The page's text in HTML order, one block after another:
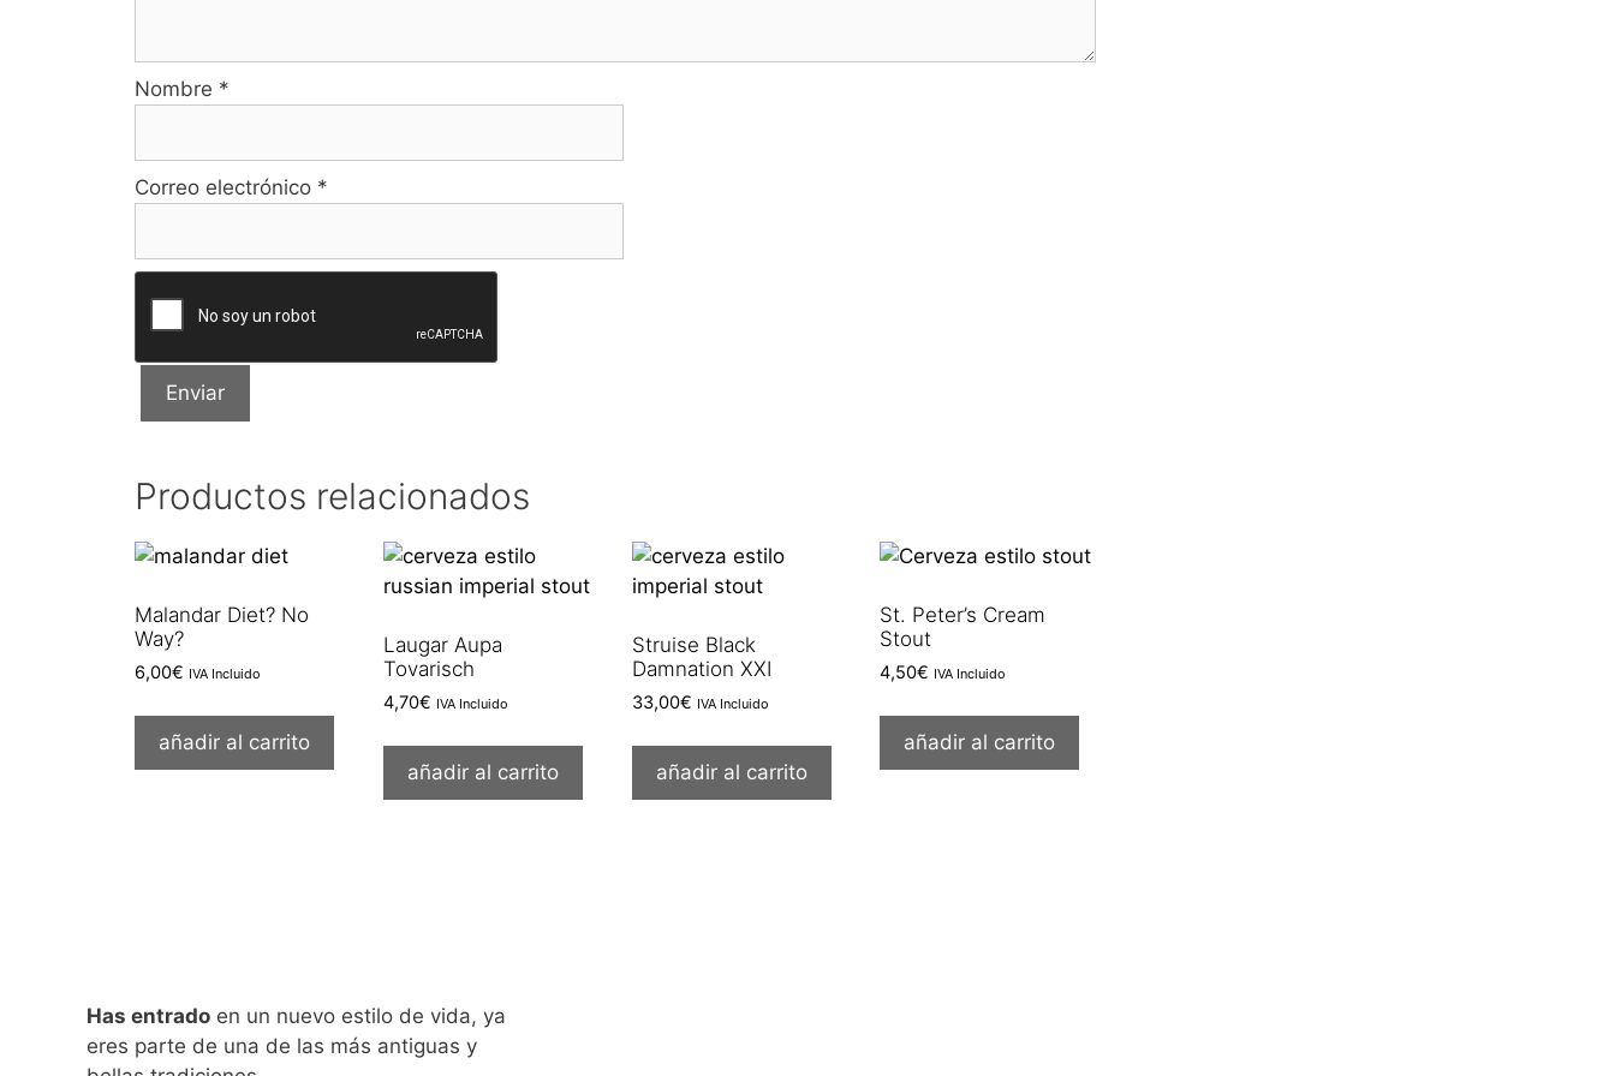
Nombre *
Correo electrónico *
Productos relacionados
Malandar Diet? No
Way?
6,00€ IVA Incluido
añadir al carrito
Laugar Aupa
Tovarisch
4,70€ IVA Incluido
añadir al carrito
Struise Black
Damnation XXI
33,00€ IVA Incluido
añadir al carrito
St. Peter’s Cream
Stout
4,50€ IVA Incluido
añadir al carrito
Has entrado en un nuevo estilo de vida, ya
eres parte de una de las más antiguas y